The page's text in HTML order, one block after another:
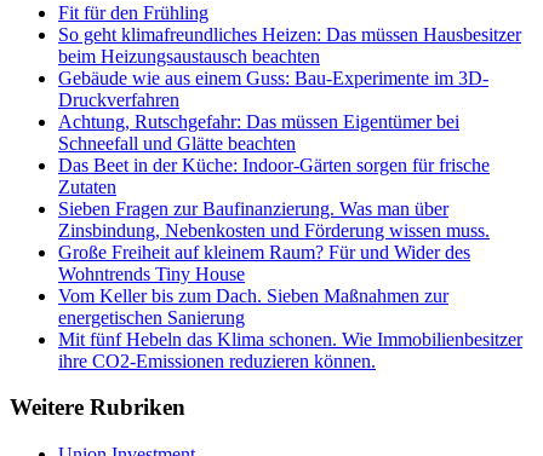
Fit für den Frühling
So geht klimafreundliches Heizen: Das müssen Hausbesitzer
beim Heizungsaustausch beachten
Gebäude wie aus einem Guss: Bau-Experimente im 3D-
Druckverfahren
Achtung, Rutschgefahr: Das müssen Eigentümer bei
Schneefall und Glätte beachten
Das Beet in der Küche: Indoor-Gärten sorgen für frische
Zutaten
Sieben Fragen zur Baufinanzierung. Was man über
Zinsbindung, Nebenkosten und Förderung wissen muss.
Große Freiheit auf kleinem Raum? Für und Wider des
Wohntrends Tiny House
Vom Keller bis zum Dach. Sieben Maßnahmen zur
energetischen Sanierung
Mit fünf Hebeln das Klima schonen. Wie Immobilienbesitzer
ihre CO2-Emissionen reduzieren können.
Weitere Rubriken